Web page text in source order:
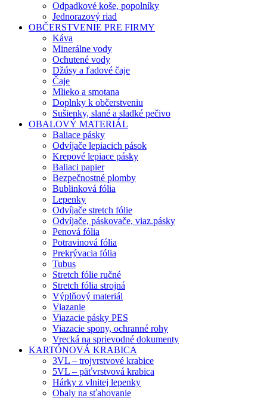
Odpadkové koše, popolníky
Jednorazový riad
OBČERSTVENIE PRE FIRMY
Káva
Minerálne vody
Ochutené vody
Džúsy a ľadové čaje
Čaje
Mlieko a smotana
Doplnky k občerstveniu
Sušienky, slané a sladké pečivo
OBALOVÝ MATERIÁL
Baliace pásky
Odvíjače lepiacich pások
Krepové lepiace pásky
Baliaci papier
Bezpečnostné plomby
Bublinková fólia
Lepenky
Odvíjače stretch fólie
Odvíjače, páskovače, viaz.pásky
Penová fólia
Potravinová fólia
Prekrývacia fólia
Tubus
Stretch fólie ručné
Stretch fólia strojná
Výplňový materiál
Viazanie
Viazacie pásky PES
Viazacie spony, ochranné rohy
Vrecká na sprievodné dokumenty
KARTÓNOVÁ KRABICA
3VL – trojvrstvové krabice
5VL – päťvrstvová krabica
Hárky z vlnitej lepenky
Obaly na sťahovanie